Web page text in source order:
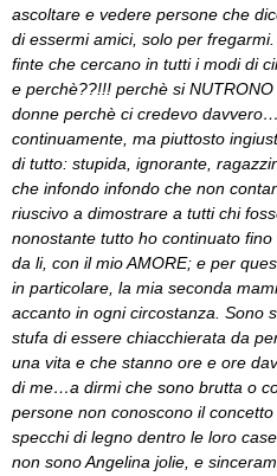
ascoltare e vedere persone che
di essermi amici, solo per
finte che cercano in tutti i modi di
e perchè??!!! perchè si
donne perchè ci credevo
continuamente, ma piuttosto
di tutto: stupida, ignorante,
che infondo infondo che non
riuscivo a dimostrare a tutti chi
nonostante tutto ho continuato
da li, con il mio AMORE; e per
in particolare, la mia seconda
accanto in ogni circostanza. Sono
stufa di essere chiacchierata da
una vita e che stanno ore e ore
di me…a dirmi che sono brutta o
persone non conoscono il
specchi di legno dentro le loro
non sono Angelina jolie, e